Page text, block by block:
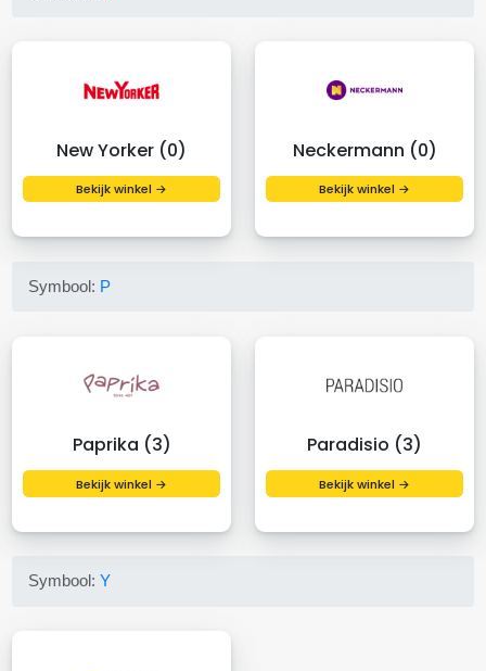
New Yorker (0)
Bekijk winkel →
Neckermann (0)
Bekijk winkel →
Symbool: P
Paprika (3)
Bekijk winkel →
Paradisio (3)
Bekijk winkel →
Symbool:Y